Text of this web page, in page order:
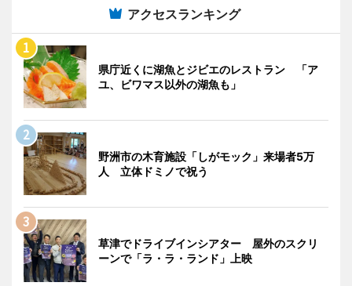
アクセスランキング
県庁近くに湖魚とジビエのレストラン 「ア
ユ、ビワマス以外の湖魚も」
野洲市の木育施設「しがモック」来場者5万
人 立体ドミノで祝う
草津でドライブインシアター 屋外のスクリ
ーンで「ラ・ラ・ランド」上映